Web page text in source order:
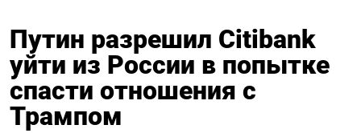
Путин разрешил Сitibank
уйти из России в попытке
спасти отношения с
Трампом